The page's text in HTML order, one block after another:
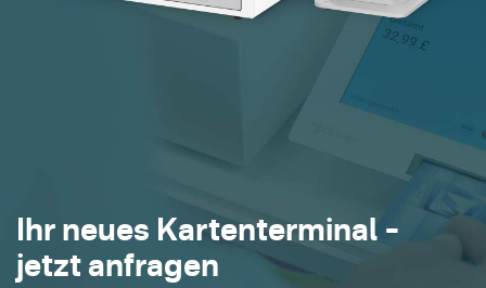
Ihr neues Kartenterminal –
jetzt anfragen